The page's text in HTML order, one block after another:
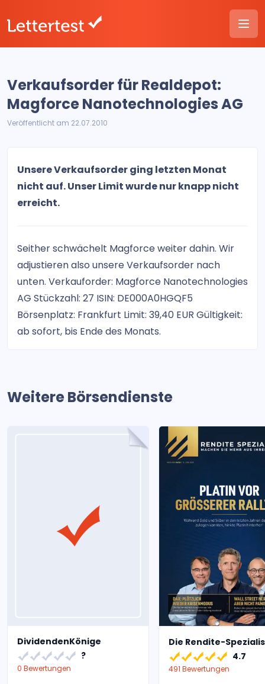
Verkaufsorder für Realdepot:
Magforce Nanotechnologies AG
Veröffentlicht am 22.07.2010
Unsere Verkaufsorder ging letzten Monat
nicht auf. Unser Limit wurde nur knapp nicht
erreicht.
Seither schwächelt Magforce weiter dahin. Wir
adjustieren also unsere Verkaufsorder nach
unten. Verkauforder: Magforce Nanotechnologies
AG Stückzahl: 27 ISIN: DE000A0HGQF5
Börsenplatz: Frankfurt Limit: 39,40 EUR Gültigkeit:
ab sofort, bis Ende des Monats.
Weitere Börsendienste
DividendenKönige
?
0 Bewertungen
Die Rendite-
4.7
491 Bewertungen